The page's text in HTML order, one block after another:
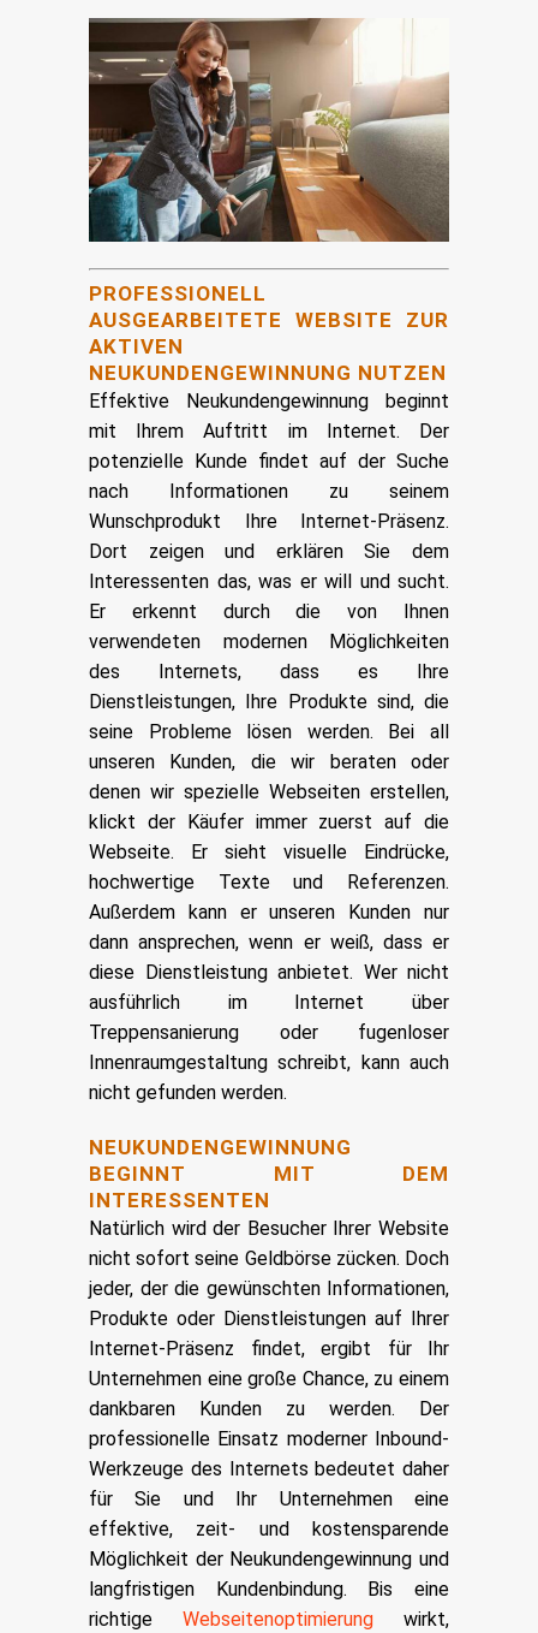
PROFESSIONELL
AUSGEARBEITETE WEBSITE ZUR
AKTIVEN
NEUKUNDENGEWINNUNG NUTZEN
Effektive Neukundengewinnung beginnt
mit Ihrem Auftritt im Internet. Der
potenzielle Kunde findet auf der Suche
nach Informationen zu seinem
Wunschprodukt Ihre Internet-Präsenz.
Dort zeigen und erklären Sie dem
Interessenten das, was er will und sucht.
Er erkennt durch die von Ihnen
verwendeten modernen Möglichkeiten
des Internets, dass es Ihre
Dienstleistungen, Ihre Produkte sind, die
seine Probleme lösen werden. Bei all
unseren Kunden, die wir beraten oder
denen wir spezielle Webseiten erstellen,
klickt der Käufer immer zuerst auf die
Webseite. Er sieht visuelle Eindrücke,
hochwertige Texte und Referenzen.
Außerdem kann er unseren Kunden nur
dann ansprechen, wenn er weiß, dass er
diese Dienstleistung anbietet. Wer nicht
ausführlich im Internet über
Treppensanierung oder fugenloser
Innenraumgestaltung schreibt, kann auch
nicht gefunden werden.
NEUKUNDENGEWINNUNG
BEGINNT MIT DEM
INTERESSENTEN
Natürlich wird der Besucher Ihrer Website
nicht sofort seine Geldbörse zücken. Doch
jeder, der die gewünschten Informationen,
Produkte oder Dienstleistungen auf Ihrer
Internet-Präsenz findet, ergibt für Ihr
Unternehmen eine große Chance, zu einem
dankbaren Kunden zu werden. Der
professionelle Einsatz moderner Inbound-
Werkzeuge des Internets bedeutet daher
für Sie und Ihr Unternehmen eine
effektive, zeit- und kostensparende
Möglichkeit der Neukundengewinnung und
langfristigen Kundenbindung. Bis eine
richtige Webseitenoptimierung wirkt,